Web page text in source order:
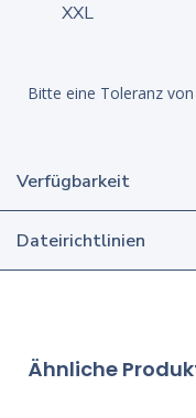
XXL
Bitte eine Toleranz
Verfügbarkeit
Dateirichtlinien
Ähnliche